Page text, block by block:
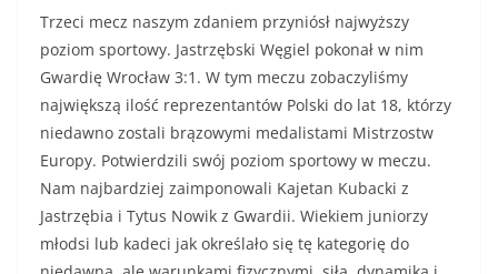
Trzeci mecz naszym zdaniem przyniósł najwyższy
poziom sportowy. Jastrzębski Węgiel pokonał w nim
Gwardię Wrocław 3:1. W tym meczu zobaczyliśmy
największą ilość reprezentantów Polski do lat 18, którzy
niedawno zostali brązowymi medalistami Mistrzostw
Europy. Potwierdzili swój poziom sportowy w meczu.
Nam najbardziej zaimponowali Kajetan Kubacki z
Jastrzębia i Tytus Nowik z Gwardii. Wiekiem juniorzy
młodsi lub kadeci jak określało się tę kategorię do